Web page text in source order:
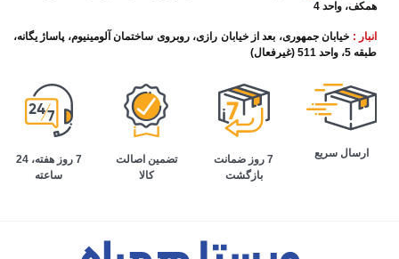
همکف، واحد 4
انبار : خیابان جمهوری، بعد از خیابان رازی، روبروی ساختمان آلومینیوم، پاساژ یگانه،
طبقه 5، واحد 511 (غیرفعال)
ارسال سریع
7 روز ضمانت
بازگشت
تضمین اصالت
کالا
7 روز هفته، 24
ساعته